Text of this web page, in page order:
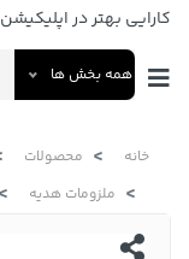
کارایی بهتر در اپلیکیشن
همه بخش ها
خانه محصولات
ملزومات هدیه